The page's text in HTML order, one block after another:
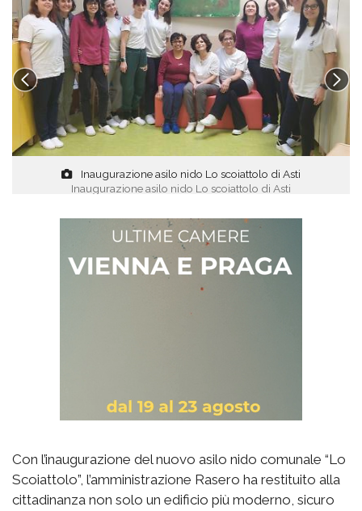
Inaugurazione asilo nido Lo scoiattolo di Asti
Inaugurazione asilo nido Lo scoiattolo di Asti
Con l’inaugurazione del nuovo asilo nido comunale “Lo
Scoiattolo”, l’amministrazione Rasero ha restituito alla
cittadinanza non solo un edificio più moderno, sicuro